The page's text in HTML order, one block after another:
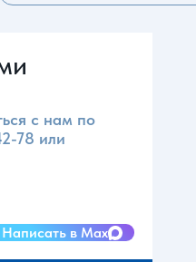
с нам по
78 или
Написать в Max